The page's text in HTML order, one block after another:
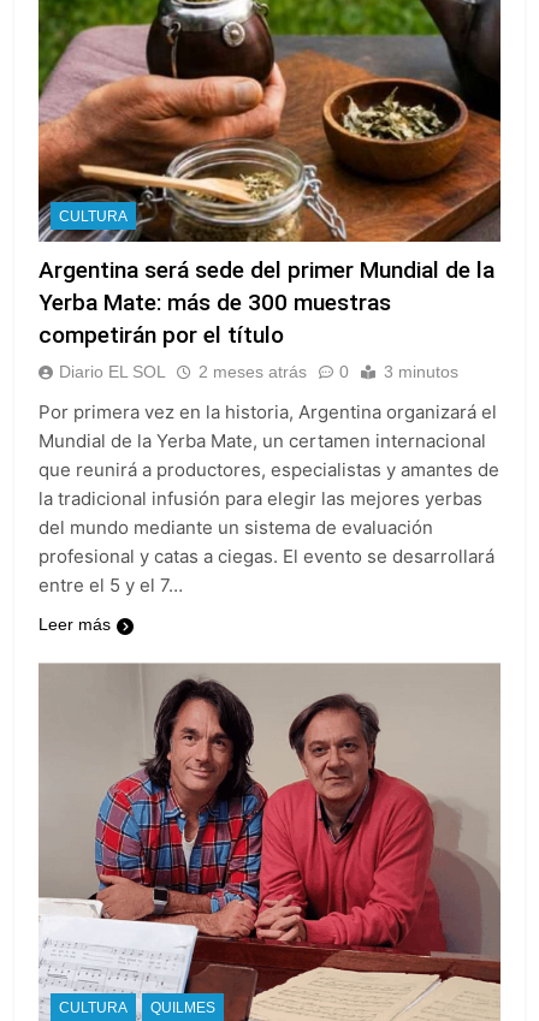
CULTURA
Argentina será sede del primer Mundial de la
Yerba Mate: más de 300 muestras
competirán por el título
Diario EL SOL 2 meses atrás 0 3 minutos
Por primera vez en la historia, Argentina organizará el
Mundial de la Yerba Mate, un certamen internacional
que reunirá a productores, especialistas y amantes de
la tradicional infusión para elegir las mejores yerbas
del mundo mediante un sistema de evaluación
profesional y catas a ciegas. El evento se desarrollará
entre el 5 y el 7…
Leer más
CULTURA QUILMES